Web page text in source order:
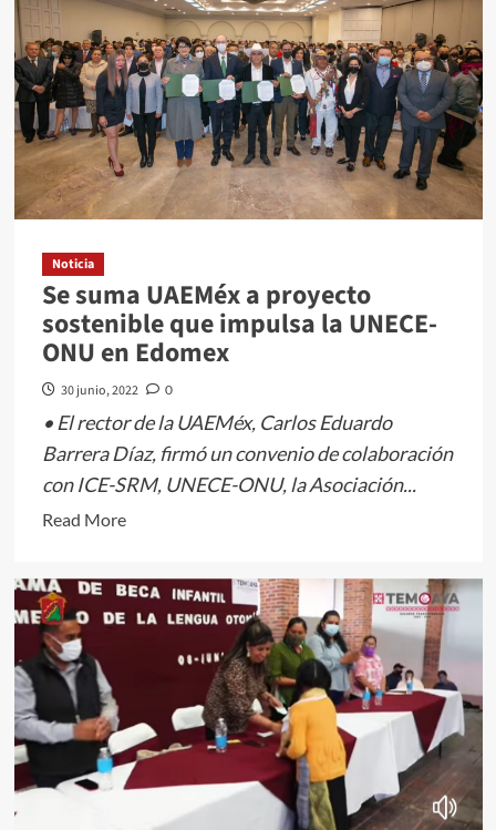
como
Universidad
Verde
Noticia
Se suma UAEMéx a proyecto
sostenible que impulsa la UNECE-
ONU en Edomex
30 junio, 2022 0
• El rector de la UAEMéx, Carlos Eduardo
Barrera Díaz, firmó un convenio de colaboración
con ICE-SRM, UNECE-ONU, la Asociación...
Read MoreRead
about
Se
suma
UAEMéx
proyecto
sostenible
que
impulsa